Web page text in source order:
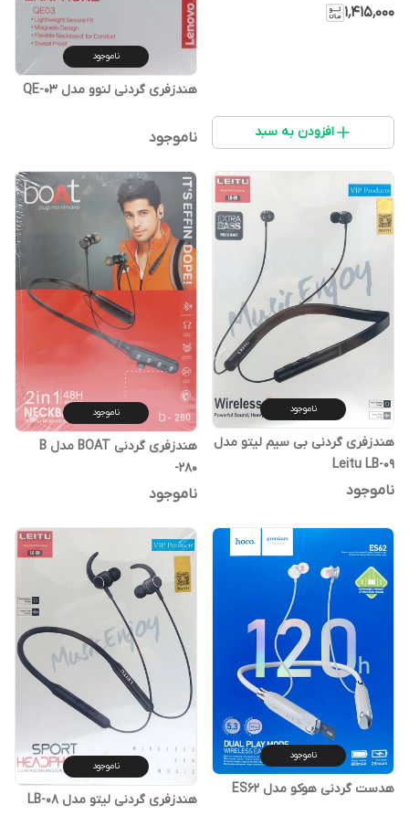
۱٬۴۱۵٬۰۰۰
افزودن به سبد
ناموجود
هندزفری گردنی لنوو مدل QE-03
ناموجود
ناموجود
هندزفری گردنی بی سیم لیتو مدل
Leitu LB-09
ناموجود
ناموجود
هندزفری گردنی BOAT مدل B
-280
ناموجود
ناموجود
هدست گردنی هوکو مدل ES62
ناموجود
هندزفری گردنی لیتو مدل LB-08